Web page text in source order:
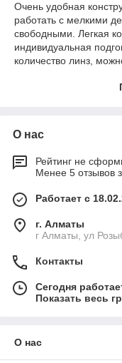
Очень удобная
работать с мелкими
свободными. Легкая
индивидуальная
количество линз,
временем
О нас
Рейтинг не
Менее 5 отзывов
Работает с
г. Алматы
г Алматы, ул
Контакты
Сегодня
Показать весь
О нас